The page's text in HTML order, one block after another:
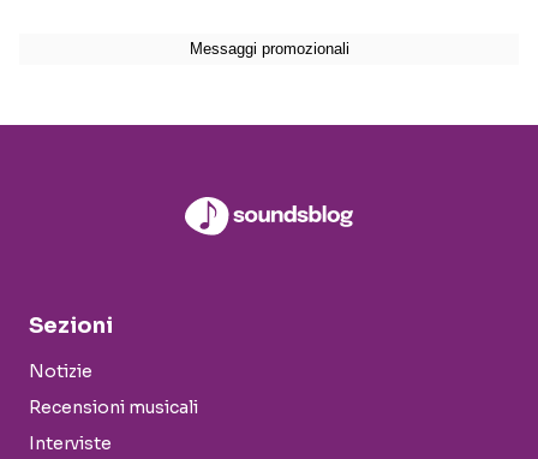
Sezioni
Notizie
Recensioni musicali
Interviste